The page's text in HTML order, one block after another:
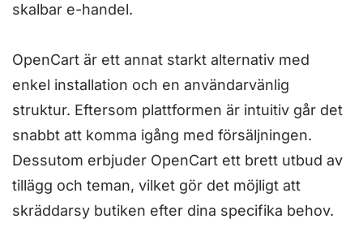
skalbar e-handel.
OpenCart är ett annat starkt alternativ med
enkel installation och en användarvänlig
struktur. Eftersom plattformen är intuitiv går det
snabbt att komma igång med försäljningen.
Dessutom erbjuder OpenCart ett brett utbud av
tillägg och teman, vilket gör det möjligt att
skräddarsy butiken efter dina specifika behov.